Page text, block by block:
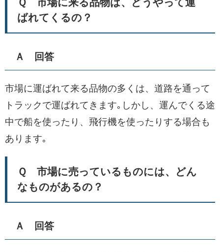
ばれてくるの？
Ａ 回答
市場に運ばれて来る品物の多くは、道路を通って
トラックで運ばれてきます｡しかし、運んでくる途
中で船を使ったり、飛行機を使ったりする場合も
あります｡
Ｑ 市場に売っているものには、どん
なものがあるの？
Ａ 回答